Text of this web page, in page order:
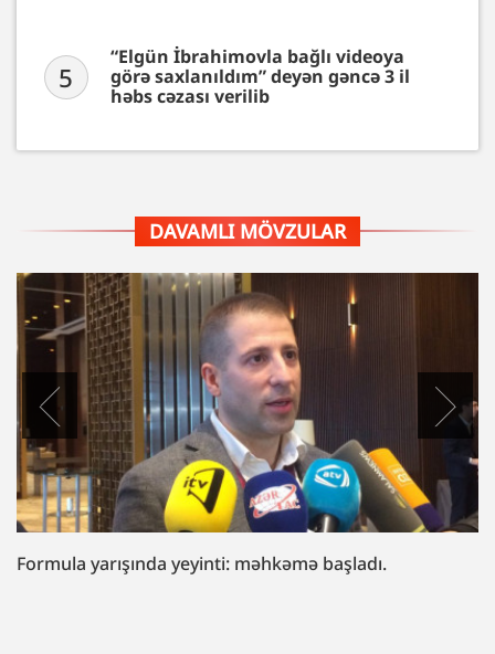
5
“Elgün İbrahimovla bağlı videoya
görə saxlanıldım” deyən gəncə 3 il
həbs cəzası verilib
DAVAMLI MÖVZULAR
“Fazil Mustafaya sui-qəsd işi”ndə müttəhim: